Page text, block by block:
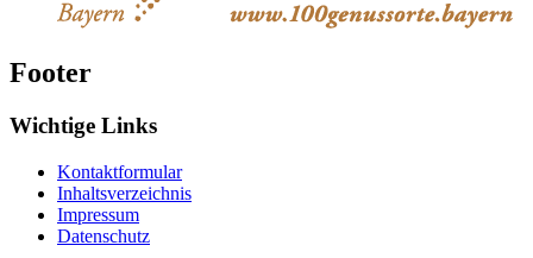
Footer
Wichtige Links
Kontaktformular
Inhaltsverzeichnis
Impressum
Datenschutz